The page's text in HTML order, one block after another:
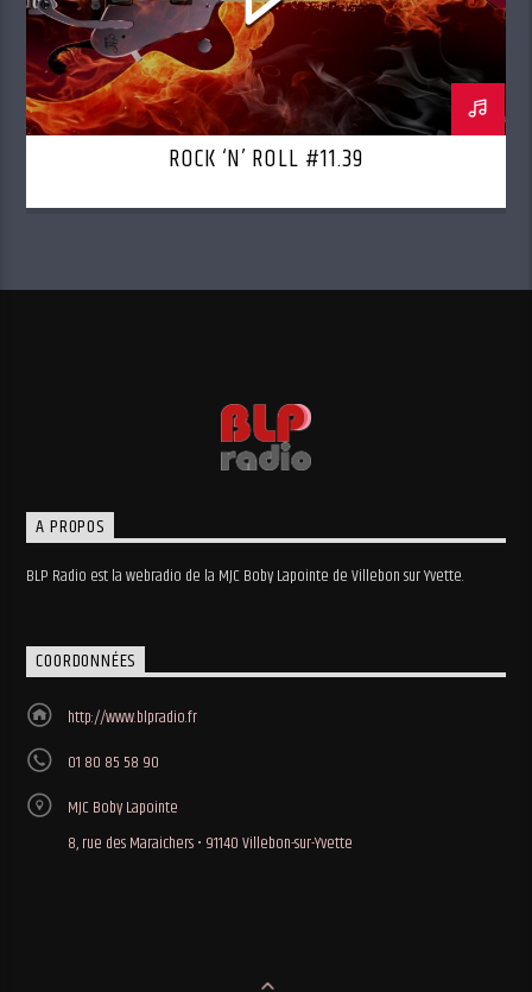
ROCK ‘N’ ROLL #11.39
A PROPOS
BLP Radio est la webradio de la MJC Boby Lapointe de Villebon sur Yvette.
COORDONNÉES
http://www.blpradio.fr
01 80 85 58 90
MJC Boby Lapointe
8, rue des Maraichers • 91140 Villebon-sur-Yvette